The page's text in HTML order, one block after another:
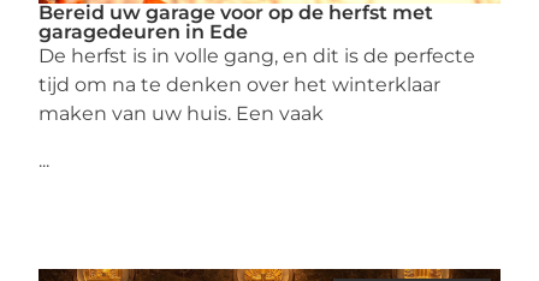
Bereid uw garage voor op de herfst met
garagedeuren in Ede
De herfst is in volle gang, en dit is de perfecte
tijd om na te denken over het winterklaar
maken van uw huis. Een vaak
...